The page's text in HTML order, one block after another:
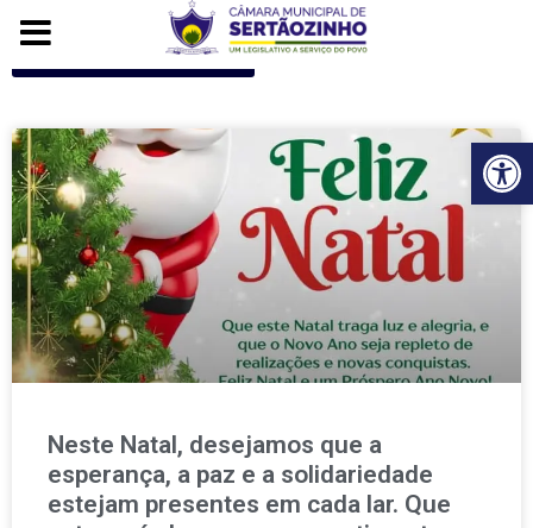
Voltar para o início
Neste Natal, desejamos que a
esperança, a paz e a solidariedade
estejam presentes em cada lar. Que